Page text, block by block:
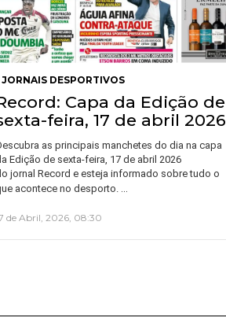
JORNAIS DESPORTIVOS
Capa da Edição de
feira, 17 de abril 2026
as principais manchetes do dia na capa
Edição de sexta-feira, 17 de abril 2026
jornal Record e esteja informado sobre tudo o
acontece no desporto. …
de Abril, 2026, 08:30